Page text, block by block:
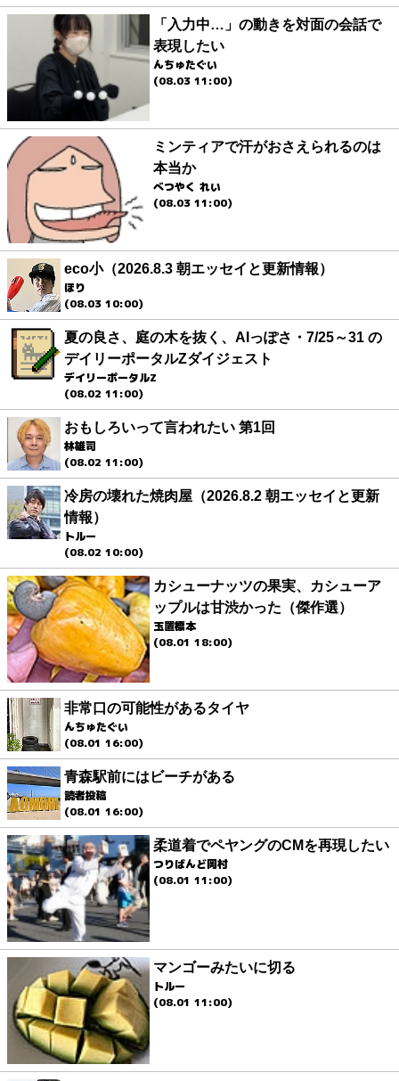
「入力中…」の動きを対面の会話で
表現したい
んちゅたぐい
(08.03 11:00)
ミンティアで汗がおさえられるのは
本当か
べつやく れい
(08.03 11:00)
eco小（2026.8.3 朝エッセイと更新情報）
ほり
(08.03 10:00)
夏の良さ、庭の木を抜く、AIっぽさ・7/25～31 の
デイリーポータルZダイジェスト
デイリーポータルZ
(08.02 11:00)
おもしろいって言われたい 第1回
林雄司
(08.02 11:00)
冷房の壊れた焼肉屋（2026.8.2 朝エッセイと更新
情報）
トルー
(08.02 10:00)
カシューナッツの果実、カシューア
ップルは甘渋かった（傑作選）
玉置標本
(08.01 18:00)
非常口の可能性があるタイヤ
んちゅたぐい
(08.01 16:00)
青森駅前にはビーチがある
読者投稿
(08.01 16:00)
柔道着でペヤングのCMを再現したい
つりばんど岡村
(08.01 11:00)
マンゴーみたいに切る
トルー
(08.01 11:00)